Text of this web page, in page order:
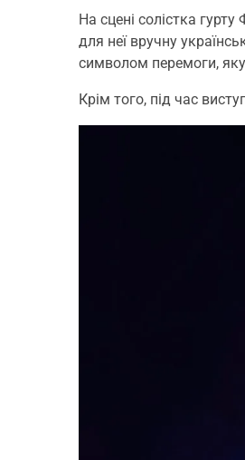
На сцені солістка
для неї вручну
символом перемоги,
Крім того, під час